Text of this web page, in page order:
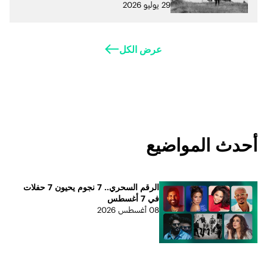
29 يوليو 2026
عرض الكل
أحدث المواضيع
الرقم السحري.. 7 نجوم يحيون 7 حفلات
في 7 أغسطس
08 أغسطس 2026